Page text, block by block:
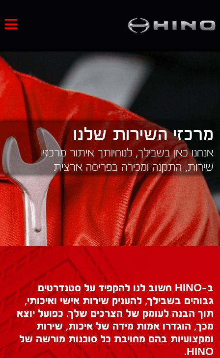
שירות
אודות
מרכזי השירות שלנו
אנחנו כאן בשבילך, לנוחיותך איתור מרכזי
שירות, התקנה ומכירה בפריסה ארצית
דף ראשי >שירות
ב-HINO חשוב לנו להקפיד על סטנדרטים
גבוהים בשבילך, להעניק שירות אישי ואיכותי,
תוך הבנה לעומק של הצרכים שלך. כפועל יוצא
מכך, הוגדרו אמות מידה של איכות, שירות
ומקצועיות בהם מחויבת כל סוכנות מורשה של
HINO.